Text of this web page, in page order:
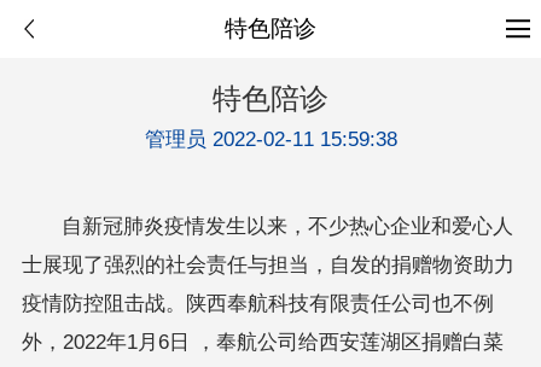
特色陪诊
特色陪诊
管理员 2022-02-11 15:59:38
自新冠肺炎疫情发生以来，不少热心企业和爱心人
士展现了强烈的社会责任与担当，自发的捐赠物资助力
疫情防控阻击战。陕西奉航科技有限责任公司也不例
外，2022年1月6日 ，奉航公司给西安莲湖区捐赠白菜